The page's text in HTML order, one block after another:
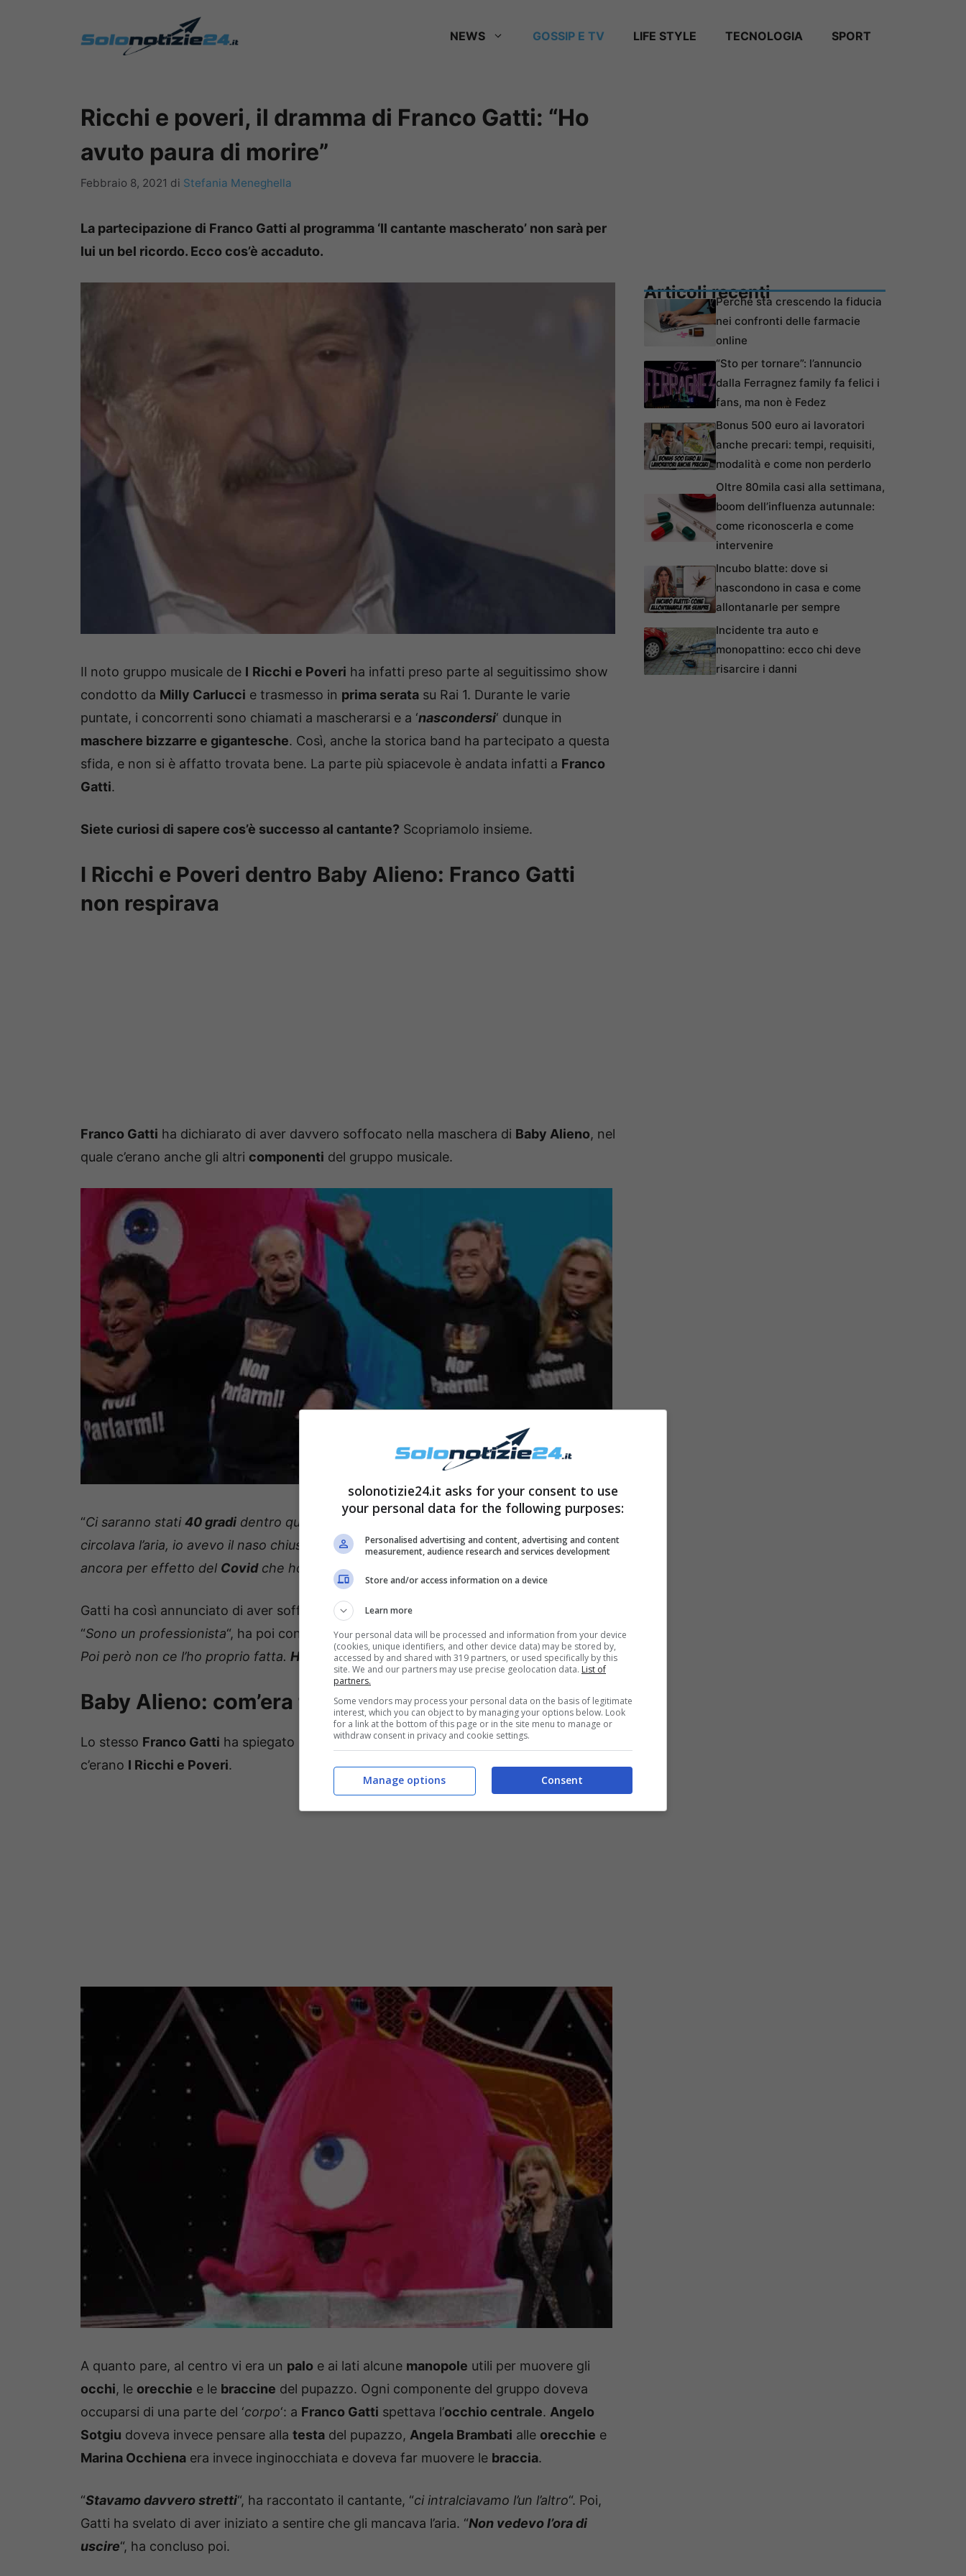
NEWS GOSSIP E TV LIFE STYLE TECNOLOGIA SPORT
Ricchi e poveri, il dramma di Franco Gatti: “Ho
avuto paura di morire”
Febbraio 8, 2021 di Stefania Meneghella
La partecipazione di Franco Gatti al programma ‘Il cantante mascherato’ non sarà per
lui un bel ricordo. Ecco cos’è accaduto.
Il noto gruppo musicale de I Ricchi e Poveri ha infatti preso parte al seguitissimo show
condotto da Milly Carlucci e trasmesso in prima serata su Rai 1. Durante le varie
puntate, i concorrenti sono chiamati a mascherarsi e a ‘nascondersi‘ dunque in
maschere bizzarre e gigantesche. Così, anche la storica band ha partecipato a questa
sfida, e non si è affatto trovata bene. La parte più spiacevole è andata infatti a Franco
Gatti.
Siete curiosi di sapere cos’è successo al cantante? Scopriamolo insieme.
I Ricchi e Poveri dentro Baby Alieno: Franco Gatti
non respirava
Franco Gatti ha dichiarato di aver davvero soffocato nella maschera di Baby Alieno, nel
quale c’erano anche gli altri componenti del gruppo musicale.
“Ci saranno stati40 gradi dentro quel pupazzone
circolava l’aria, io avevo il naso chiuso.
Non riuscivo a respirare, boccheggiavo, forse
ancora per effetto del Covidche ho avuto lo scorso ottobre
Gatti ha così annunciato di aver sofferto diCoronavirus
“Sono un professionista“, ha poi continuato, “emi sono detto: resisti, sei in televisione.
Poi però non ce l’ho proprio fatta. Ho avuto paura di morire“.
Baby Alieno: com’era fatta la maschera
Lo stesso Franco Gatti ha spiegato com’era composta la grandemaschera
c’erano I Ricchi e Poveri.
A quanto pare, al centro vi era un palo e ai lati alcune manopole utili per muovere gli
occhi, le orecchie e le braccine del pupazzo. Ogni componente del gruppo doveva
occuparsi di una parte del ‘corpo‘: a Franco Gatti spettava l’occhio centrale. Angelo
Sotgiu doveva invece pensare alla testa del pupazzo, Angela Brambati alle orecchie e
Marina Occhiena era invece inginocchiata e doveva far muovere le braccia.
“Stavamo davvero stretti“, ha raccontato il cantante, “ci intralciavamo l’un l’altro“. Poi,
Gatti ha svelato di aver iniziato a sentire che gli mancava l’aria. “Non vedevo l’ora di
uscire“, ha concluso poi.
Articoli recentiPerché sta crescendo la fiducia
nei confronti delle farmacie
online
“Sto per tornare”: l’annuncio
dalla Ferragnez family fa felici i
fans, ma non è Fedez
Bonus 500 euro ai lavoratori
anche precari: tempi, requisiti,
modalità e come non perderlo
Oltre 80mila casi alla settimana,
boom dell’influenza autunnale:
come riconoscerla e come
intervenire
Incubo blatte: dove si
nascondono in casa e come
allontanarle per sempre
Incidente tra auto e
monopattino: ecco chi deve
risarcire i danni
solonotizie24.it asks for your consent to use
your personal data for the following purposes:
Personalised advertising and content, advertising and content
measurement, audience research and services development
Store and/or access information on a device
Learn more
Your personal data will be processed and information from your device
(cookies, unique identifiers, and other device data) may be stored by,
accessed by and shared with 319 partners, or used specifically by this
site. We and our partners may use precise geolocation data. List of
partners.
Some vendors may process your personal data on the basis of legitimate
interest, which you can object to by managing your options below. Look
for a link at the bottom of this page or in the site menu to manage or
withdraw consent in privacy and cookie settings.
Consent
Manage options